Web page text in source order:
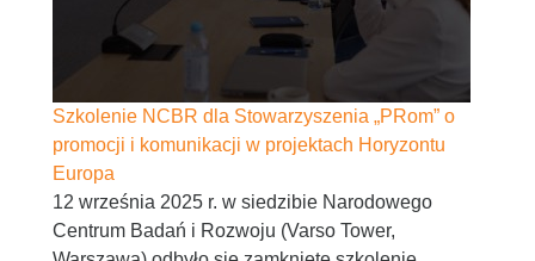
Szkolenie NCBR dla Stowarzyszenia „PRom” o
promocji i komunikacji w projektach Horyzontu
Europa
12 września 2025 r. w siedzibie Narodowego
Centrum Badań i Rozwoju (Varso Tower,